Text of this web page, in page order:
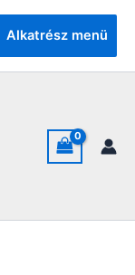
Alkatrész menü